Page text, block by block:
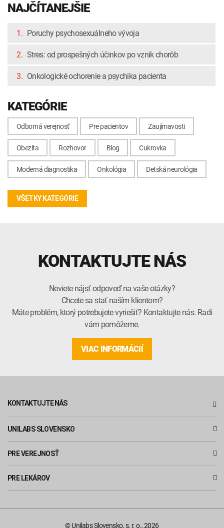
NAJČÍTANEJŠIE
1. Poruchy psychosexuálneho vývoja
2. Stres: od prospešných účinkov po vznik chorôb
3. Onkologické ochorenie a psychika pacienta
KATEGÓRIE
Odborná verejnosť Pre pacientov Zaujímavosti
Obezita Rozhovor Blog Cukrovka
Moderná diagnostika Onkológia Detská neurológia
VŠETKY KATEGÓRIE
KONTAKTUJTE NÁS
Neviete nájsť odpoveď na vaše otázky?
Chcete sa stať naším klientom?
Máte problém, ktorý potrebujete vyriešiť? Kontaktujte nás. Radi
vám pomôžeme.
VIAC INFORMÁCIÍ
KONTAKTUJTE NÁS
UNILABS SLOVENSKO
PRE VEREJNOSŤ
PRE LEKÁROV
© Unilabs Slovensko, s. r. o., 2026